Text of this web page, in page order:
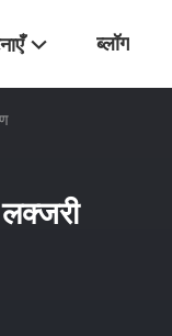
ब्लॉग